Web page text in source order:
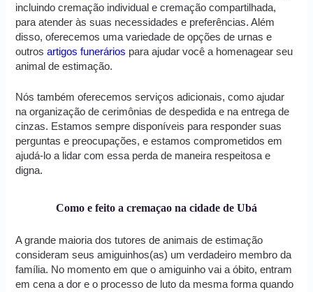
incluindo cremação individual e cremação compartilhada,
para atender às suas necessidades e preferências. Além
disso, oferecemos uma variedade de opções de urnas e
outrosartigos funerários para ajudar você a homenagear seu
animal de estimação.
Nós também oferecemos serviços adicionais, como ajudar
na organização de cerimônias de despedida e na entrega de
cinzas. Estamos sempre disponíveis para responder suas
perguntas e preocupações, e estamos comprometidos em
ajudá-lo a lidar com essa perda de maneira respeitosa e
digna.
Como e feito a cremaçao na cidade de Ubá
A grande maioria dos tutores de animais de estimação
consideram seus amiguinhos(as) um verdadeiro membro da
família. No momento em que o amiguinho vai a óbito, entram
em cena a dor e o processo de luto da mesma forma quando